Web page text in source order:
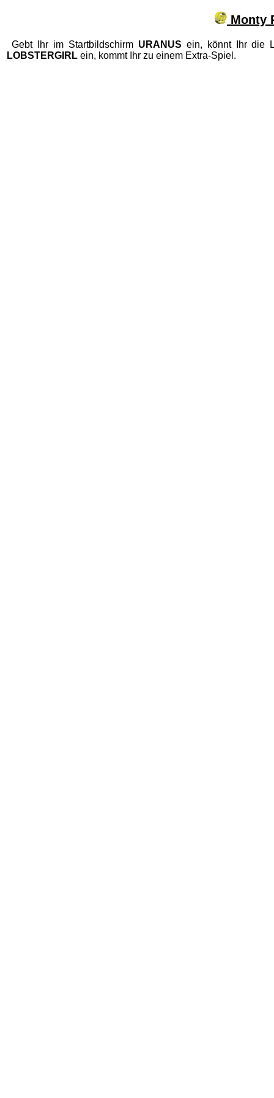
Monty
Gebt Ihr im Startbildschirm URANUS ein, könnt Ihr die
LOBSTERGIRL ein, kommt Ihr zu einem Extra-Spiel.